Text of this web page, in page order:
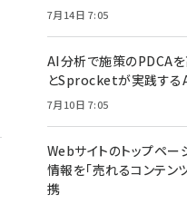
7月14日 7:05
AI分析で施策のPDCA
とSprocketが実践する
7月10日 7:05
Webサイトのトップペ
情報を「売れるコンテン
携